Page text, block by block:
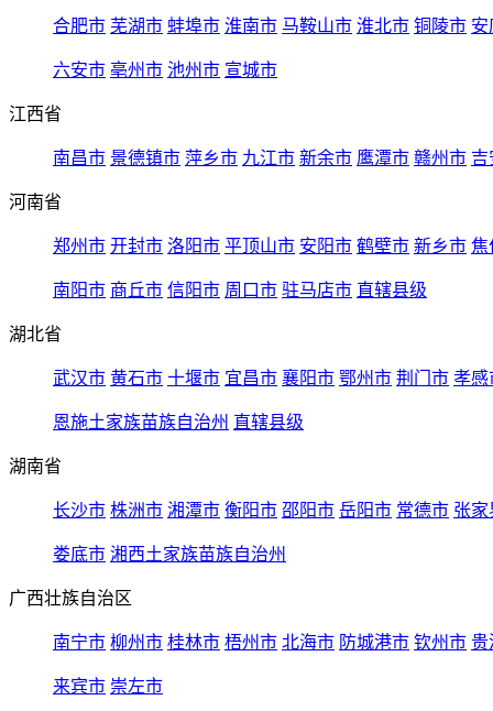
合肥市 芜湖市 蚌埠市 淮南市 马鞍山市 淮北市 铜陵市 安
六安市 亳州市 池州市 宣城市
江西省
南昌市 景德镇市 萍乡市 九江市 新余市 鹰潭市 赣州市 吉
河南省
郑州市 开封市 洛阳市 平顶山市 安阳市 鹤壁市 新乡市 焦
南阳市 商丘市 信阳市 周口市 驻马店市 直辖县级
湖北省
武汉市 黄石市 十堰市 宜昌市 襄阳市 鄂州市 荆门市 孝感
恩施土家族苗族自治州 直辖县级
湖南省
长沙市 株洲市 湘潭市 衡阳市 邵阳市 岳阳市 常德市 张家
娄底市 湘西土家族苗族自治州
广西壮族自治区
南宁市 柳州市 桂林市 梧州市 北海市 防城港市 钦州市 贵
来宾市 崇左市